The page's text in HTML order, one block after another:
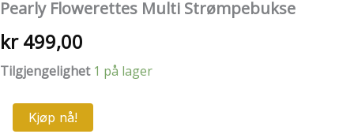
Pearly Flowerettes Multi Strømpebukse
kr499,00
Tilgjengelighet 1 på lager
Pearly
Flowerettes
Kjøp nå!